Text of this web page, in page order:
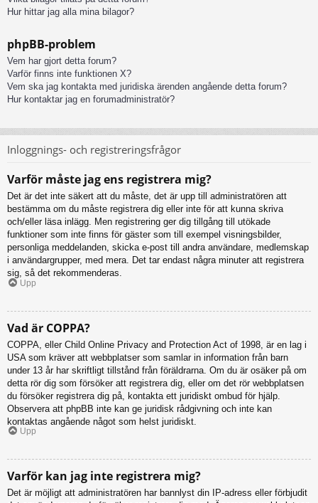
Hur hittar jag alla mina bilagor?
phpBB-problem
Vem har gjort detta forum?
Varför finns inte funktionen X?
Vem ska jag kontakta med juridiska ärenden angående detta forum?
Hur kontaktar jag en forumadministratör?
Inloggnings- och registreringsfrågor
Varför måste jag ens registrera mig?
Det är det inte säkert att du måste, det är upp till administratören att
bestämma om du måste registrera dig eller inte för att kunna skriva
och/eller läsa inlägg. Men registrering ger dig tillgång till utökade
funktioner som inte finns för gäster som till exempel visningsbilder,
personliga meddelanden, skicka e-post till andra användare, medlemskap
i användargrupper, med mera. Det tar endast några minuter att registrera
sig, så det rekommenderas.
Upp
Vad är COPPA?
COPPA, eller Child Online Privacy and Protection Act of 1998, är en lag i
USA som kräver att webbplatser som samlar in information från barn
under 13 år har skriftligt tillstånd från föräldrarna. Om du är osäker på om
detta rör dig som försöker att registrera dig, eller om det rör webbplatsen
du försöker registrera dig på, kontakta ett juridiskt ombud för hjälp.
Observera att phpBB inte kan ge juridisk rådgivning och inte kan
kontaktas angående något som helst juridiskt.
Upp
Varför kan jag inte registrera mig?
Det är möjligt att administratören har bannlyst din IP-adress eller förbjudit